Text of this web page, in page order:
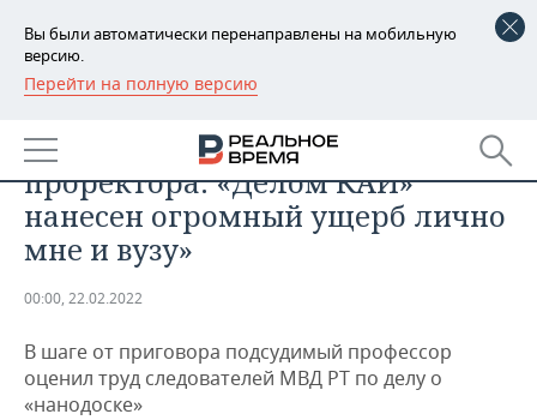
Вы были автоматически перенаправлены на мобильную
версию.
Перейти на полную версию
РЕГИОНЫ
БАШКОРТОСТАН
ТАТАРСТАН
УДМУРТИЯ
НОВОСТИ
АНАЛИТИКА
НОВОСТИ АНАЛИТИКИ
ДЕКЛАРАЦИИ О ДОХОДАХ
КОРОЛИ ГОСЗАКАЗА ПФО
ЭКОНОМИКА
НОВОСТИ ЭКОНОМИКИ
ФИНАНСЫ
ПРОМЫШЛЕННОСТЬ
НОВОСТИ
ПРОМЫШЛЕННОСТИ
НЕДВИЖИМОСТЬ
Последнее слово экс-
проректора: «Делом КАИ»
нанесен огромный ущерб лично
мне и вузу»
00:00, 22.02.2022
В шаге от приговора подсудимый профессор
оценил труд следователей МВД РТ по делу о
«нанодоске»